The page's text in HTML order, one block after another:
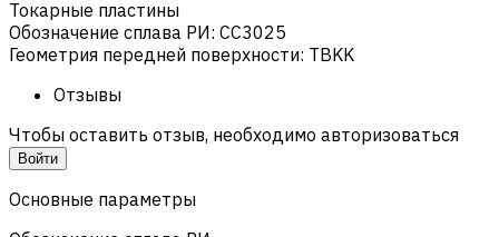
Токарные пластины
Обозначение сплава РИ: CC3025
Геометрия передней поверхности: TBKK
Отзывы
Чтобы оставить отзыв, необходимо авторизоваться
Войти
Основные параметры